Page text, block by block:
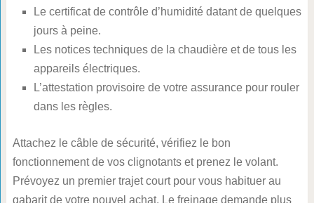
Le certificat de contrôle d’humidité datant de quelques
jours à peine.
Les notices techniques de la chaudière et de tous les
appareils électriques.
L’attestation provisoire de votre assurance pour rouler
dans les règles.
Attachez le câble de sécurité, vérifiez le bon
fonctionnement de vos clignotants et prenez le volant.
Prévoyez un premier trajet court pour vous habituer au
gabarit de votre nouvel achat. Le freinage demande plus